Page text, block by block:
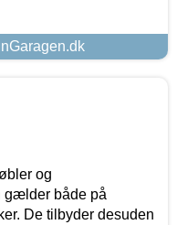
og
gælder både på
De tilbyder desuden